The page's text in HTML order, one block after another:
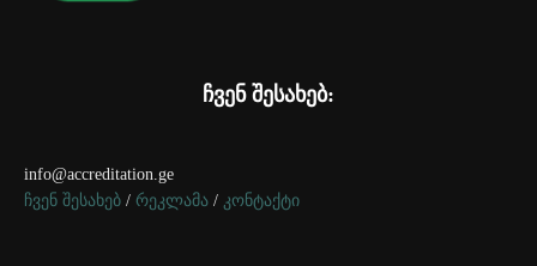
ჩვენ შესახებ:
info@accreditation.ge
ჩვენ შესახებ / რეკლამა / კონტაქტი